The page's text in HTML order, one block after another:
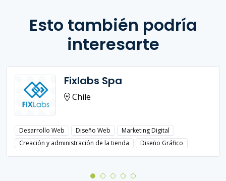
Esto también podría
interesarte
Fixlabs Spa
Chile
Desarrollo Web Diseño Web
Marketing Digital
Creación y administración de la tienda
Diseño Gráfico